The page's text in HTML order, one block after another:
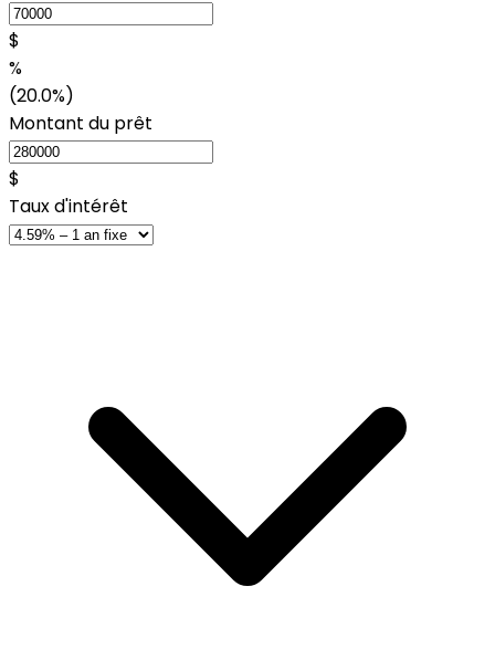
$
%
(20.0%)
Montant du prêt
$
Taux d'intérêt